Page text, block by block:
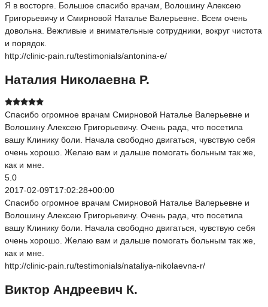
Я в восторге. Большое спасибо врачам, Волошину Алексею
Григорьевичу и Смирновой Наталье Валерьевне. Всем очень
довольна. Вежливые и внимательные сотрудники, вокруг чистота
и порядок.
http://clinic-pain.ru/testimonials/antonina-e/
Наталия Николаевна Р.
Спасибо огромное врачам Смирновой Наталье Валерьевне и
Волошину Алексею Григорьевичу. Очень рада, что посетила
вашу Клинику боли. Начала свободно двигаться, чувствую себя
очень хорошо. Желаю вам и дальше помогать больным так же,
как и мне.
5.0
2017-02-09T17:02:28+00:00
Спасибо огромное врачам Смирновой Наталье Валерьевне и
Волошину Алексею Григорьевичу. Очень рада, что посетила
вашу Клинику боли. Начала свободно двигаться, чувствую себя
очень хорошо. Желаю вам и дальше помогать больным так же,
как и мне.
http://clinic-pain.ru/testimonials/nataliya-nikolaevna-r/
Виктор Андреевич К.